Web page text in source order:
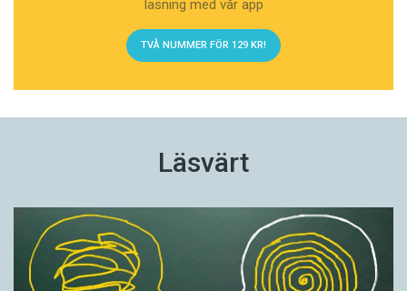
läsning med vår app
TVÅ NUMMER FÖR 129 KR!
Läsvärt